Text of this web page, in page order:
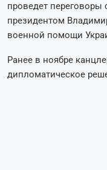
проведет
президентом
военной помощи
Ранее в ноябре
дипломатическое